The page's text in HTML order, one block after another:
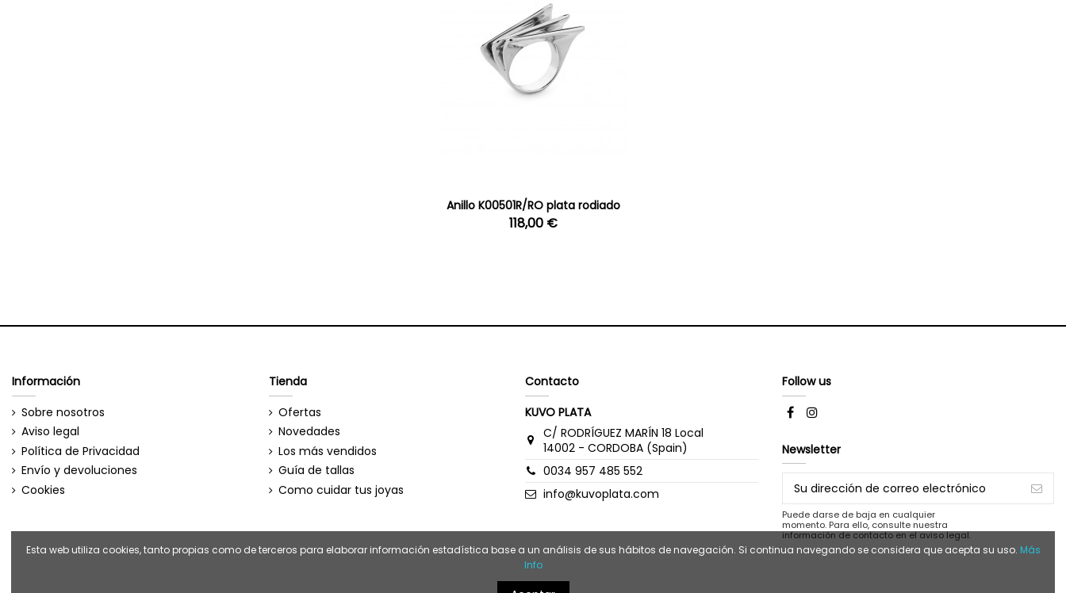
Anillo K00501R/RO plata rodiado
118,00 €
Información
Sobre nosotros
Aviso legal
Política de Privacidad
Envío y devoluciones
Cookies
Tienda
Ofertas
Novedades
Los más vendidos
Guía de tallas
Como cuidar tus joyas
Contacto
KUVO PLATA
C/ RODRÍGUEZ MARÍN 18 Local
14002 - CORDOBA (Spain)
0034 957 485 552
info@kuvoplata.com
Follow us
Newsletter
Puede darse de baja en cualquier
momento. Para ello, consulte nuestra
información de contacto en el aviso legal.
Esta web utiliza cookies, tanto propias como de terceros para elaborar información estadística base a un análisis de sus hábitos de navegación. Si continua navegando se considera que acepta su uso. Más
Info